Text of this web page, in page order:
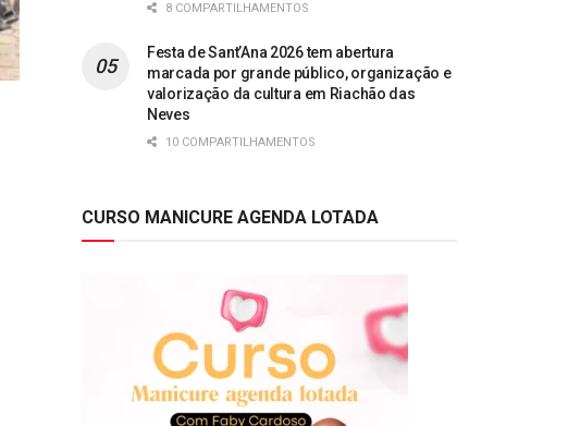
8 COMPARTILHAMENTOS
Festa de Sant’Ana 2026 tem abertura
marcada por grande público, organização e
valorização da cultura em Riachão das
Neves
10 COMPARTILHAMENTOS
CURSO MANICURE AGENDA LOTADA